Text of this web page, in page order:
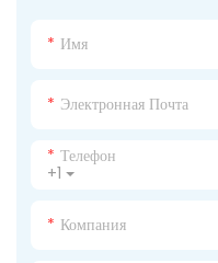
Имя
Электронная Почта
+1
Телефон
Компания